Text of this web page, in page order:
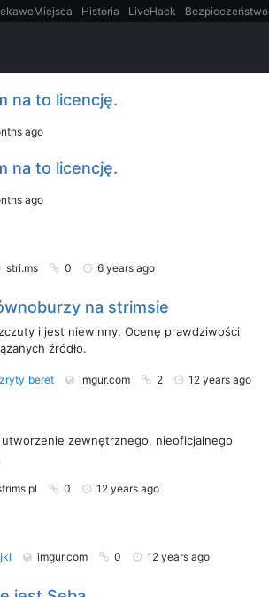
Historia LiveHack Bezpieczeństwo
na to licencję.
ago
na to licencję.
ago
stri.ms 0 6 years ago
na strimsie
i jest niewinny. Ocenę prawdziwości
źródło.
zryty_beret imgur.com 2 12 years ago
zewnętrznego, nieoficjalnego
0 12 years ago
jkl imgur.com 0 12 years ago